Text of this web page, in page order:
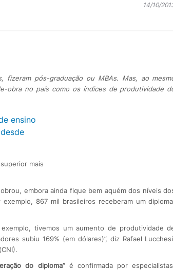
14/10/
fizeram pós-graduação ou MBAs. Mas, ao
obra no país como os índices de produtividade
mais
embora ainda fique bem aquém dos níveis
867 mil brasileiros receberam um
tivemos um aumento de produtividade
subiu 169% (em dólares)”, diz Rafael
do diploma”é confirmada por